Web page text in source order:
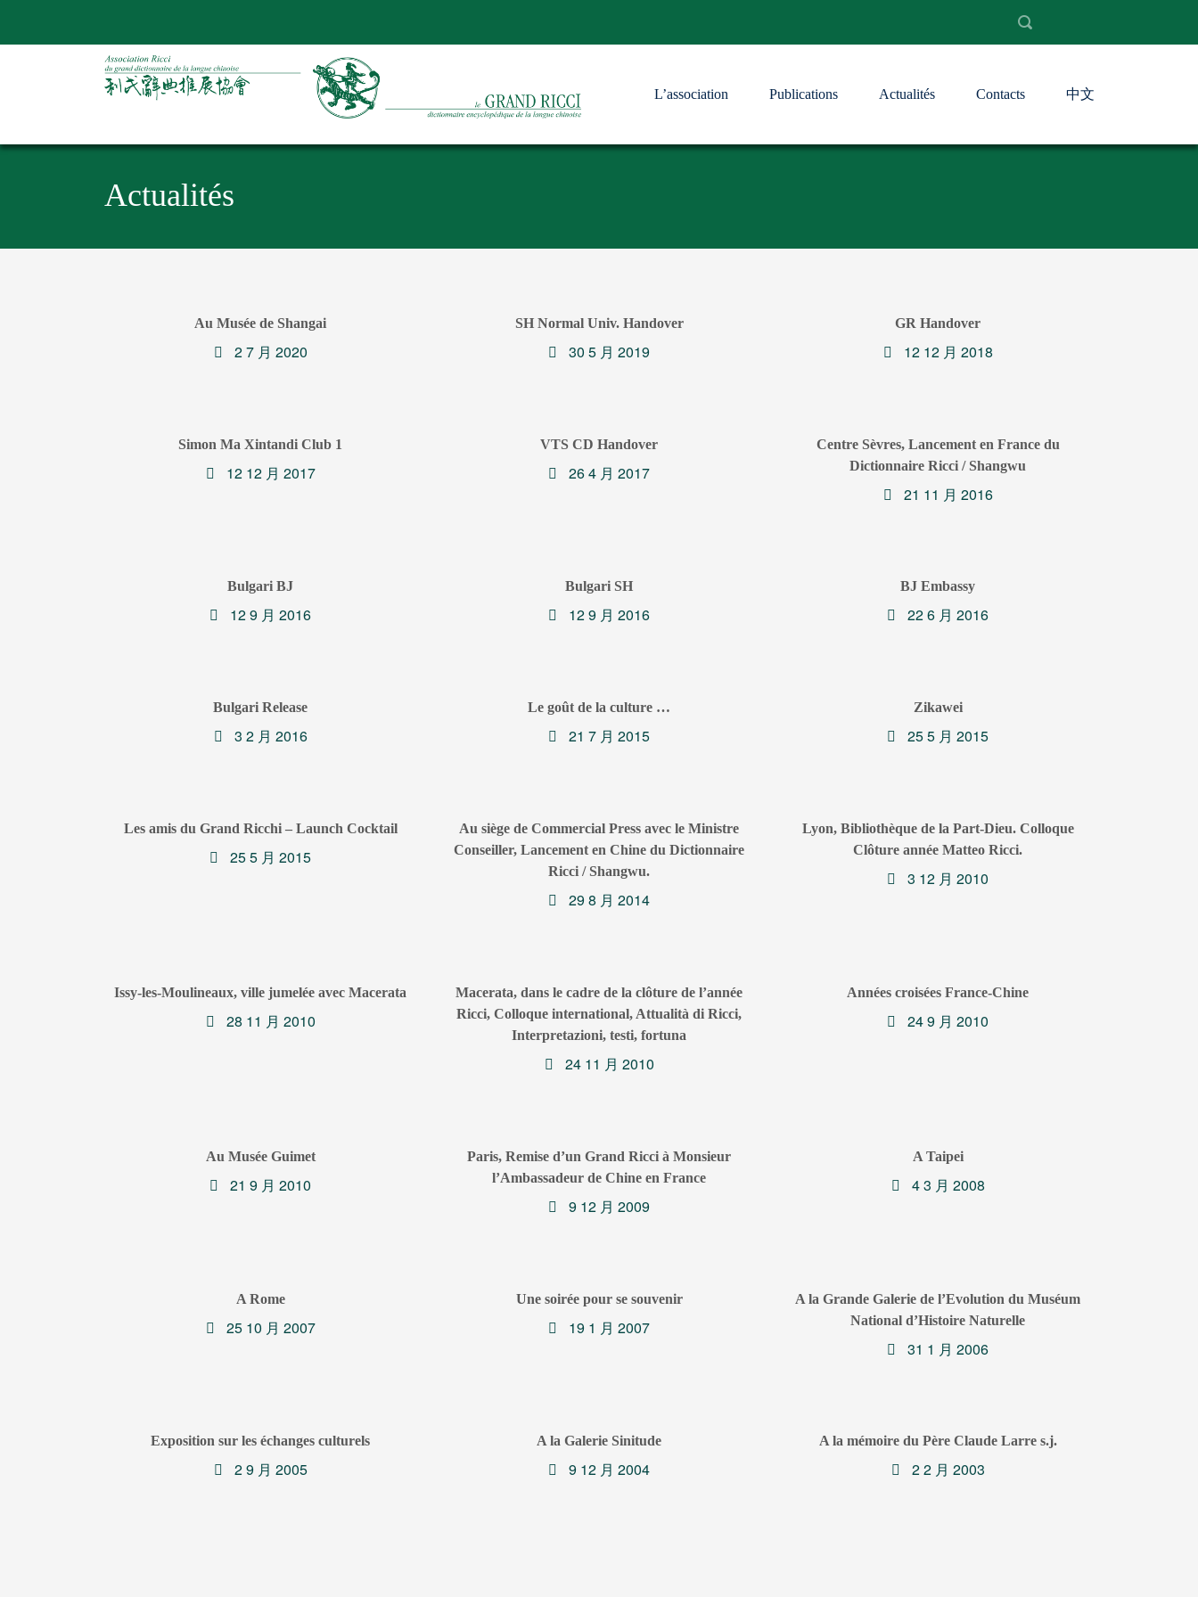
L’association Publications Actualités Contacts 中文
Actualités
Au Musée de Shangai
2 7 月 2020
SH Normal Univ. Handover
30 5 月 2019
GR Handover
12 12 月 2018
Simon Ma Xintandi Club 1
12 12 月 2017
VTS CD Handover
26 4 月 2017
Centre Sèvres, Lancement en France du
Dictionnaire Ricci / Shangwu
21 11 月 2016
Bulgari BJ
12 9 月 2016
Bulgari SH
12 9 月 2016
BJ Embassy
22 6 月 2016
Bulgari Release
3 2 月 2016
Le goût de la culture …
21 7 月 2015
Zikawei
25 5 月 2015
Les amis du Grand Ricchi – Launch Cocktail
25 5 月 2015
Au siège de Commercial Press avec le Ministre
Conseiller, Lancement en Chine du Dictionnaire
Ricci / Shangwu.
29 8 月 2014
Lyon, Bibliothèque de la Part-Dieu. Colloque
Clôture année Matteo Ricci.
3 12 月 2010
Issy-les-Moulineaux, ville jumelée avec Macerata
28 11 月 2010
Macerata, dans le cadre de la clôture de l’année
Ricci, Colloque international, Attualità di Ricci,
Interpretazioni, testi, fortuna
24 11 月 2010
Années croisées France-Chine
24 9 月 2010
Au Musée Guimet
21 9 月 2010
Paris, Remise d’un Grand Ricci à Monsieur
l’Ambassadeur de Chine en France
9 12 月 2009
A Taipei
4 3 月 2008
A Rome
25 10 月 2007
Une soirée pour se souvenir
19 1 月 2007
A la Grande Galerie de l’Evolution du Muséum
National d’Histoire Naturelle
31 1 月 2006
Exposition sur les échanges culturels
2 9 月 2005
A la Galerie Sinitude
9 12 月 2004
A la mémoire du Père Claude Larre s.j.
2 2 月 2003